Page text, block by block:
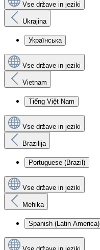
Vse države in jeziki
Ukrajina
Українська
Vse države in jeziki
Vietnam
Tiếng Việt Nam
Vse države in jeziki
Brazilija
Portuguese (Brazil)
Vse države in jeziki
Mehika
Spanish (Latin America)